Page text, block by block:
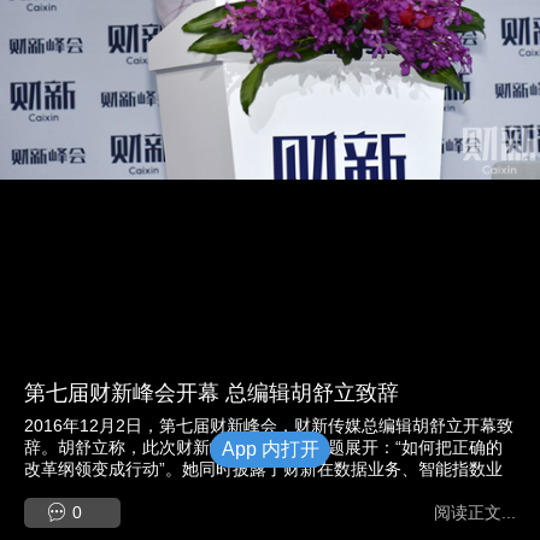
App 内打开
第七届财新峰会开幕 总编辑胡舒立致辞
2016年12月2日，第七届财新峰会，财新传媒总编辑胡舒立开幕致
辞。胡舒立称，此次财新峰会围绕一个主题展开：“如何把正确的
改革纲领变成行动”。她同时披露了财新在数据业务、智能指数业
0
阅读正文...